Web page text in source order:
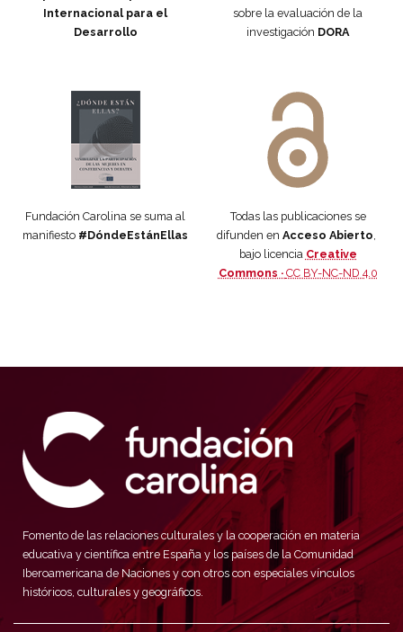
Internacional para el
Desarrollo
sobre la evaluación de la
investigación DORA
Fundación Carolina se suma al
manifiesto #DóndeEstánEllas
Todas las publicaciones se
difunden en Acceso Abierto
bajo licencia Creative
Commons · CC BY-NC-ND 4.0
Fomento de las relaciones culturales y la cooperación en materia
educativa y científica entre España y los países de la Comunidad
Iberoamericana de Naciones y con otros con especiales vínculos
históricos, culturales y geográficos.